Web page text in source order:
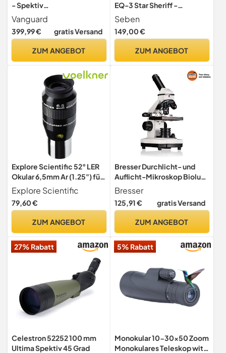
- Spektiv
(Natur/Beobachtung)
Vanguard
399,99 € gratis Versand
ZUM ANGEBOT
EQ-3 Star Sheriff -
Spiegelteleskop für die
Astronomie inkl.
parallaktische Montierung
Seben
149,00 €
ZUM ANGEBOT
Explore Scientific 52° LER
Okular 6,5mm Ar (1.25") für
Teleskope mit
hochwertiger EMD
Vergütung, wasserdicht mit
Explore Scientific
79,60 €
ZUM ANGEBOT
Bresser Durchlicht- und
Auflicht-Mikroskop Biolux
NV 20x-1280x für Kinder
und Erwachsene geeignet,
inkl. HD USB-Kamera und
Objektbewegung, mit
und Transportkoffer
Bresser
125,91 € gratis Versand
ZUM ANGEBOT
27% Rabatt
Celestron 52252 100 mm
Ultima Spektiv 45 Grad
5% Rabatt
Monokular 10-30x50 Zoom
Monokulares Teleskop with